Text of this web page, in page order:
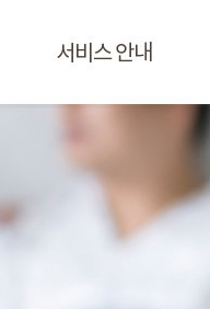
서비스 안내